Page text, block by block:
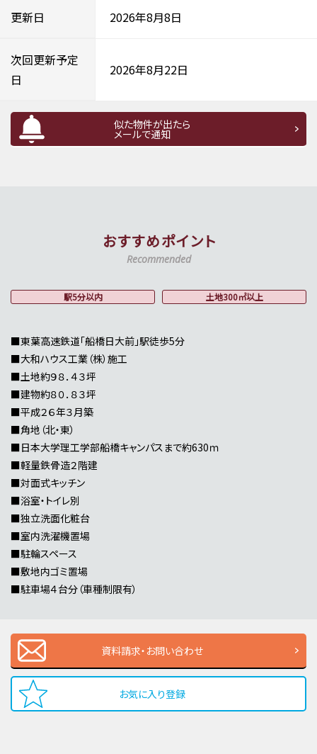
更新日 2026年8月8日
次回更新予定
日
2026年8月22日
似た物件が出たら
メールで通知
おすすめポイント
Recommended
駅5分以内 土地300㎡以上
■東葉高速鉄道「船橋日大前」駅徒歩5分
■大和ハウス工業（株）施工
■土地約９８．４３坪
■建物約８０．８３坪
■平成２６年３月築
■角地（北・東）
■日本大学理工学部船橋キャンパスまで約630ｍ
■軽量鉄骨造２階建
■対面式キッチン
■浴室・トイレ別
■独立洗面化粧台
■室内洗濯機置場
■駐輪スペース
■敷地内ゴミ置場
■駐車場４台分（車種制限有）
資料請求・お問い合わせ
お気に入り登録